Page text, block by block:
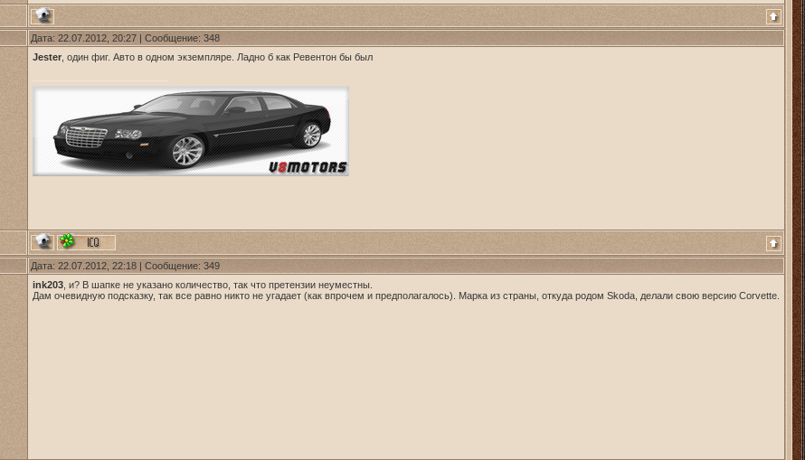
Дата: 22.07.2012, 20:27 | Сообщение: 348
Jester , один фиг. Авто в одном экземпляре. Ладно б как Ревентон бы был
Дата: 22.07.2012, 22:18 | Сообщение: 349
ink203 , и? В шапке не указано количество, так что претензии неуместны.
Дам очевидную подсказку, так все равно никто не угадает (как впрочем и предполагалось). Марка из страны, откуда родом Skoda, делали свою версию Corvette.